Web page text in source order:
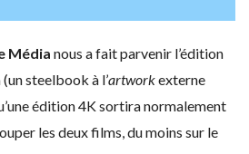
Média nous a fait parvenir l’édition
steelbook à l’artworkexterne
édition 4K sortira normalement
les deux films, du moins sur le